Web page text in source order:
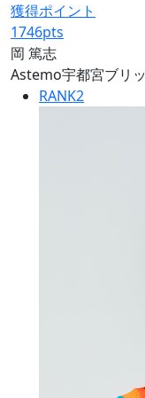
獲得ポイント
1746pts
岡 篤志
Astemo宇都宮ブリ
RANK2